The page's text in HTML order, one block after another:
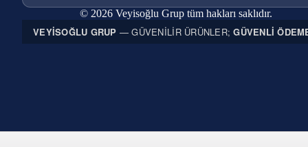
© 2026 Veyisoğlu Grup tüm hakları saklıdır.
VEYISOĞLU GRUP — GÜVENILIR ÜRÜNLER;GÜVENLI